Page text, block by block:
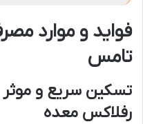
فواید و موارد
تامس
تسکین سریع و
رفلاکس معده